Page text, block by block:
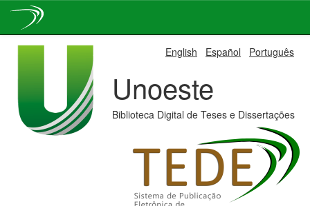
English Español Português
Unoeste
Biblioteca Digital de Teses e Dissertações